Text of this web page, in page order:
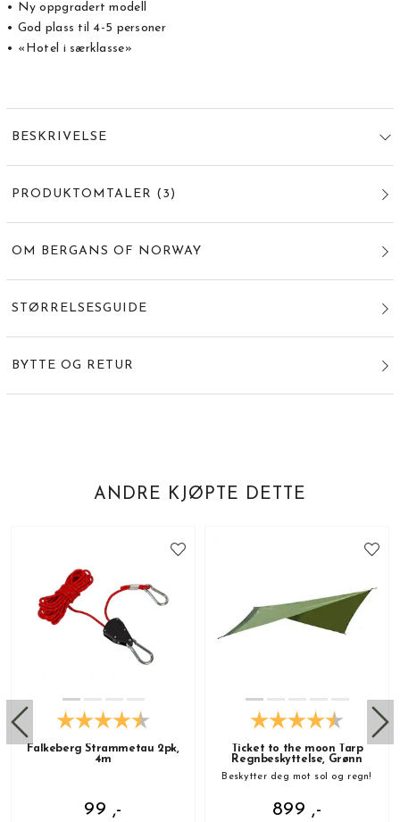
• Ny oppgradert modell
• God plass til 4-5 personer
• «Hotel i særklasse»
BESKRIVELSE
PRODUKTOMTALER ( 3 )
OM BERGANS OF NORWAY
STØRRELSESGUIDE
BYTTE OG RETUR
ANDRE KJØPTE DETTE
Falkeberg Strammetau 2pk,
4m
99 ,-
Ticket to the moon Tarp
Regnbeskyttelse, Grønn
Beskytter deg mot sol og regn!
899 ,-